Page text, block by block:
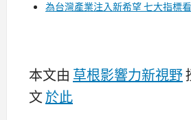
為台灣產業注入新希望 七大指標
本文由 草根影響力新視野
文 於此